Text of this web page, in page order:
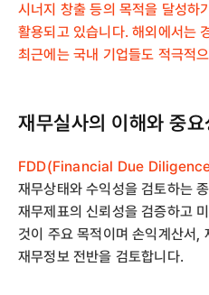
시너지 창출 등의 목적을 달성하
활용되고 있습니다. 해외에서는
최근에는 국내 기업들도 적극적
재무실사의 이해와 중요
FDD(Financial Due
재무상태와 수익성을 검토하는
재무제표의 신뢰성을 검증하고
것이 주요 목적이며 손익계산서,
재무정보 전반을 검토합니다.